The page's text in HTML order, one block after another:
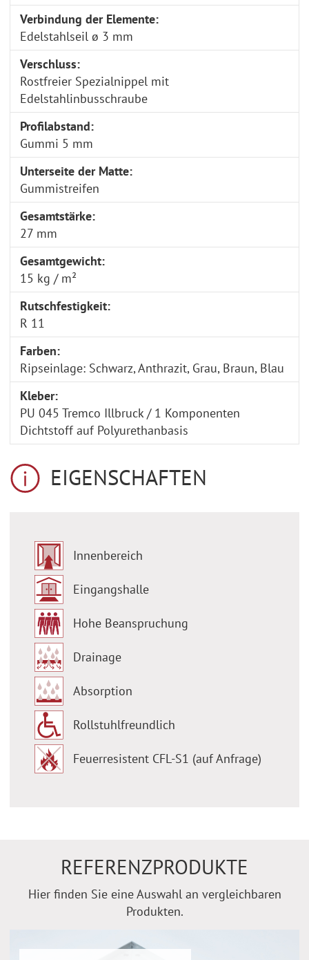
Verbindung der Elemente:
Edelstahlseil ø 3 mm
Verschluss:
Rostfreier Spezialnippel mit
Edelstahlinbusschraube
Profilabstand:
Gummi 5 mm
Unterseite der Matte:
Gummistreifen
Gesamtstärke:
27 mm
Gesamtgewicht:
15 kg / m²
Rutschfestigkeit:
R 11
Farben:
Ripseinlage: Schwarz, Anthrazit, Grau, Braun, Blau
Kleber:
PU 045 Tremco Illbruck / 1 Komponenten
Dichtstoff auf Polyurethanbasis
EIGENSCHAFTEN
Innenbereich
Eingangshalle
Hohe Beanspruchung
Drainage
Absorption
Rollstuhlfreundlich
Feuerresistent CFL-S1 (auf Anfrage)
REFERENZPRODUKTE
Hier finden Sie eine Auswahl an vergleichbaren
Produkten.